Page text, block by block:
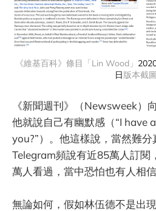
《維基百科》條目「Lin Wood」
日版本截圖
《新聞週刊》（Newsweek）
他就說自己有幽默感（“I have
you?”）。他這樣說，當然難
Telegram頻說有近85萬人訂閱
萬人看過，當中恐怕也有人相信
無論如何，假如林伍德不是出